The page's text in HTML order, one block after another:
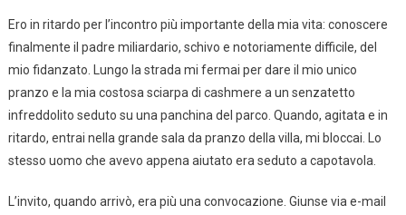
Ero in ritardo per l’incontro più importante della mia vita: conoscere
finalmente il padre miliardario, schivo e notoriamente difficile, del
mio fidanzato. Lungo la strada mi fermai per dare il mio unico
pranzo e la mia costosa sciarpa di cashmere a un senzatetto
infreddolito seduto su una panchina del parco. Quando, agitata e in
ritardo, entrai nella grande sala da pranzo della villa, mi bloccai. Lo
stesso uomo che avevo appena aiutato era seduto a capotavola.
L’invito, quando arrivò, era più una convocazione. Giunse via e-mail